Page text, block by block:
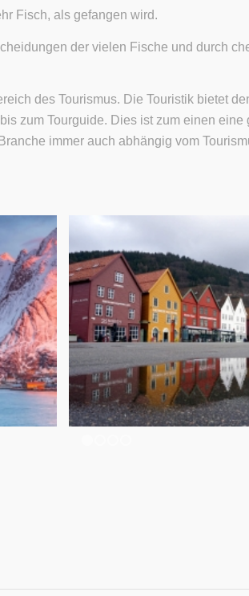
Fisch, als gefangen wird.
der vielen Fische und durch
des Tourismus. Die Touristik bietet
zum Tourguide. Dies ist zum einen
immer auch abhängig vom